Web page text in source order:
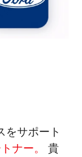
をサポート
ナー。
貴